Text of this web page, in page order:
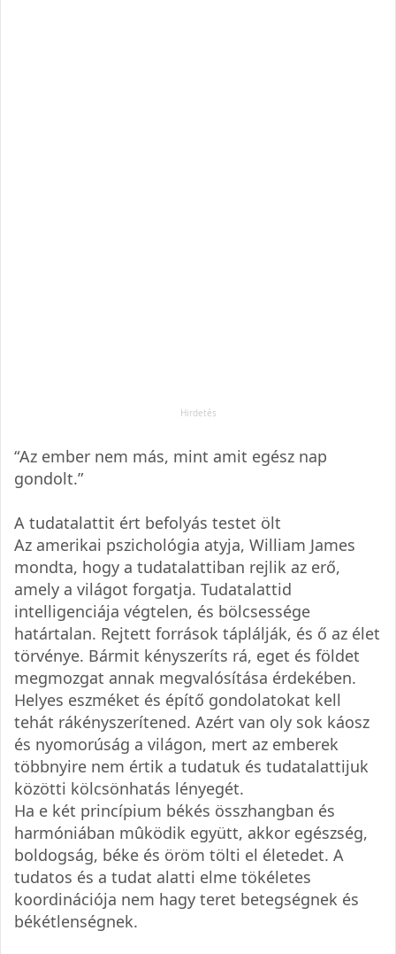
“Az ember nem más, mint amit egész nap
gondolt.”
A tudatalattit ért befolyás testet ölt
Az amerikai pszichológia atyja, William James
mondta, hogy a tudatalattiban rejlik az erő,
amely a világot forgatja. Tudatalattid
intelligenciája végtelen, és bölcsessége
határtalan. Rejtett források táplálják, és ő az élet
törvénye. Bármit kényszeríts rá, eget és földet
megmozgat annak megvalósítása érdekében.
Helyes eszméket és építő gondolatokat kell
tehát rákényszerítened. Azért van oly sok káosz
és nyomorúság a világon, mert az emberek
többnyire nem értik a tudatuk és tudatalattijuk
közötti kölcsönhatás lényegét.
Ha e két princípium békés összhangban és
harmóniában mûködik együtt, akkor egészség,
boldogság, béke és öröm tölti el életedet. A
tudatos és a tudat alatti elme tökéletes
koordinációja nem hagy teret betegségnek és
békétlenségnek.